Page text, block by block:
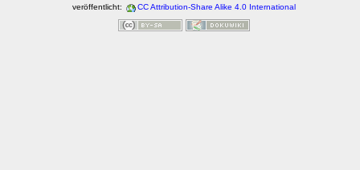
veröffentlicht:
CC Attribution-Share Alike 4.0 International